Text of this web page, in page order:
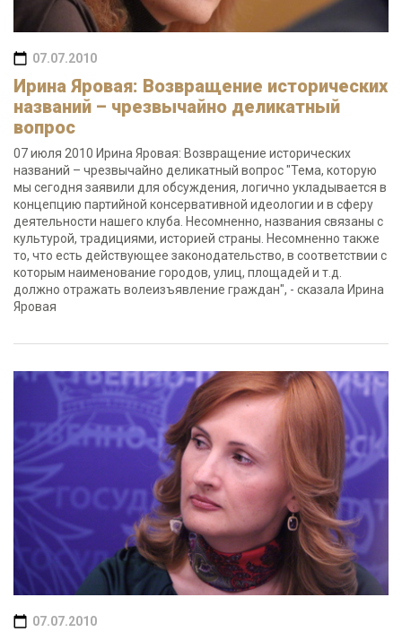
07.07.2010
Ирина Яровая: Возвращение исторических
названий – чрезвычайно деликатный
вопрос
07 июля 2010 Ирина Яровая: Возвращение исторических
названий – чрезвычайно деликатный вопрос "Тема, которую
мы сегодня заявили для обсуждения, логично укладывается в
концепцию партийной консервативной идеологии и в сферу
деятельности нашего клуба. Несомненно, названия связаны с
культурой, традициями, историей страны. Несомненно также
то, что есть действующее законодательство, в соответствии с
которым наименование городов, улиц, площадей и т.д.
должно отражать волеизъявление граждан", - сказала Ирина
Яровая
07.07.2010